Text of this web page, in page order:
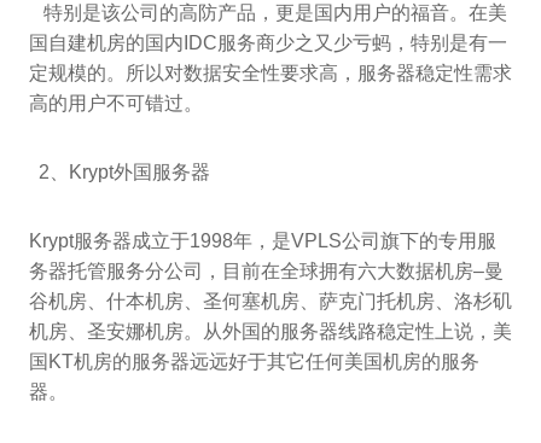
特别是该公司的高防产品，更是国内用户的福音。在美
国自建机房的国内IDC服务商少之又少亏蚂，特别是有一
定规模的。所以对数据安全性要求高，服务器稳定性需求
高的用户不可错过。
2、Krypt外国服务器
Krypt服务器成立于1998年，是VPLS公司旗下的专用服
务器托管服务分公司，目前在全球拥有六大数据机房–曼
谷机房、什本机房、圣何塞机房、萨克门托机房、洛杉矶
机房、圣安娜机房。从外国的服务器线路稳定性上说，美
国KT机房的服务器远远好于其它任何美国机房的服务
器。